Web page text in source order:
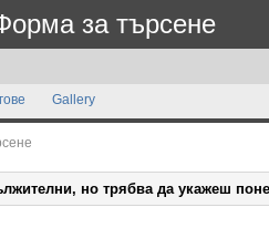
за търсене
Gallery
но трябва да укажеш